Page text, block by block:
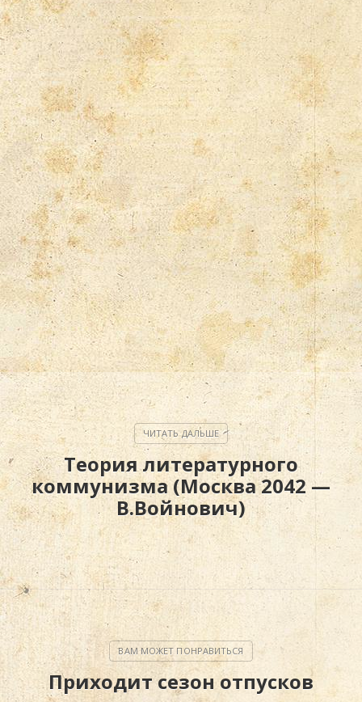
Теория литературного
коммунизма (Москва 2042 —
В.Войнович)
Приходит сезон отпусков